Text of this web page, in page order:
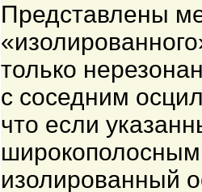
Представлены
только
с соседним
что если
изолированный